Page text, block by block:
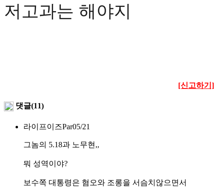
저고과는 해야지
[신고하기]
댓글(11)
라이프이즈Par05/21
그놈의 5.18과 노무현,,
뭐 성역이야?
보수쪽 대통령은 혐오와 조롱을 서슴치않으면서